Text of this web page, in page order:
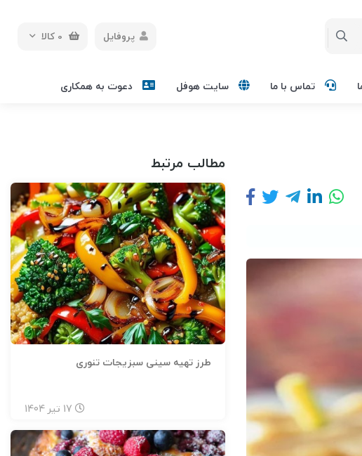
0 کالا پروفایل
تماس با ما سایت هوفل دعوت به همکاری
مطالب مرتبط
طرز تهیه سینی سبزیجات تنوری
17 تیر1404